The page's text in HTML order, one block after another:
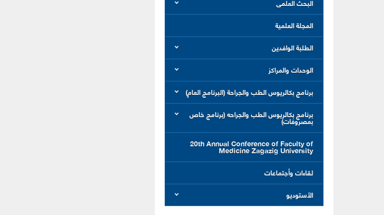
البحث العلمى
المجلة العلمية
الطلبة الوافدين
الوحدات والمراكز
برنامج بكالريوس الطب والجراحة (البرنامج العام)
برنامج بكالريوس الطب والجراحه (برنامج خاص
بمصروفات)
20th Annual Conference of Faculty of
Medicine Zagazig University
لقاءات وأجتماعات
الأستوديو